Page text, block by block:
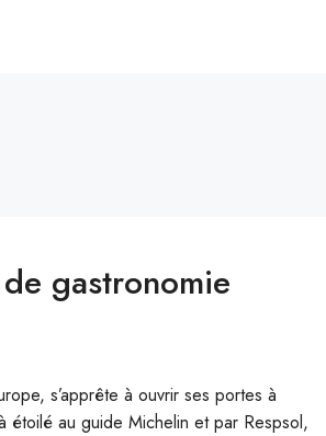
gastronomie
s’apprête à ouvrir ses portes à
étoilé au guide Michelin et par Respsol,